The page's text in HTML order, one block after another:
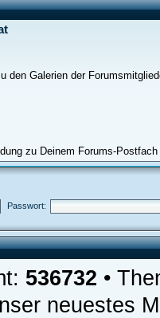
den Galerien der
zu Deinem Forums-Postfach
Passwort:
536732 •
neuestes